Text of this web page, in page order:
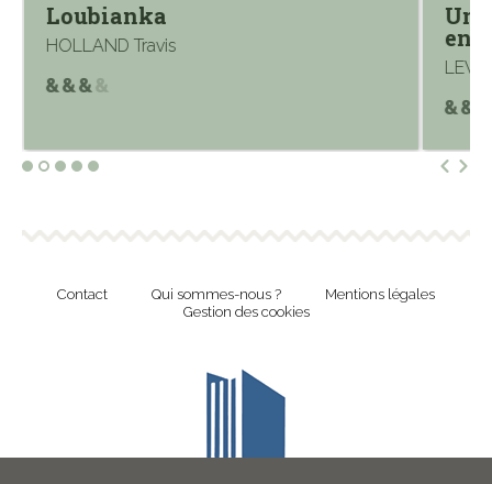
Loubianka
HOLLAND Travis en
Contact Qui sommes-nous ?
Mentions légales
Gestion des cookies